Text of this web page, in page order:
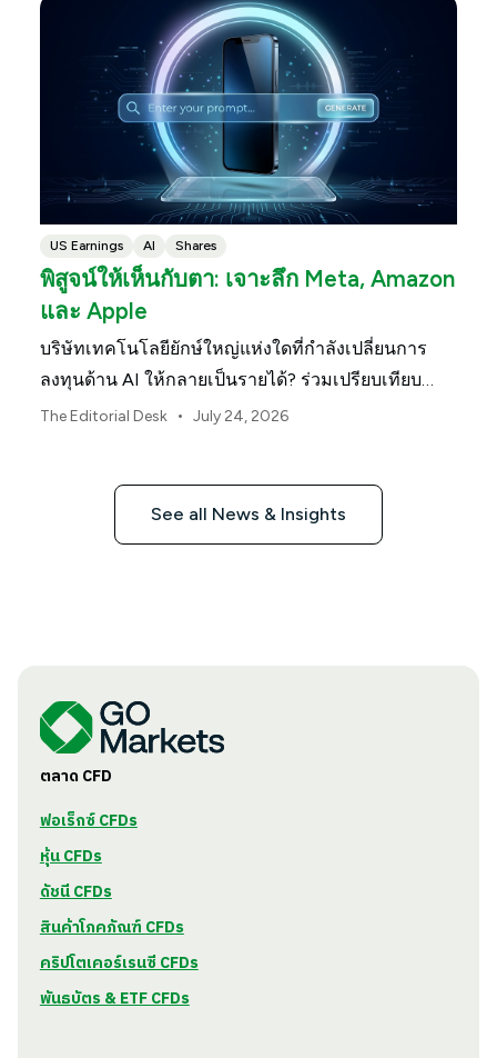
US Earnings AI Shares
พิสูจน์ให้เห็นกับตา: เจาะลึก Meta, Amazon
และ Apple
บริษัทเทคโนโลยียักษ์ใหญ่แห่งใดที่กำลังเปลี่ยนการ
ลงทุนด้าน AI ให้กลายเป็นรายได้? ร่วมเปรียบเทียบ
Meta, Amazon และ Apple ในช่วงประกาศผลประกอบ
The Editorial Desk • July 24, 2026
See all News & Insights
ตลาด CFD
ฟอเร็กซ์ CFDs
หุ้น CFDs
ดัชนี CFDs
สินค้าโภคภัณฑ์ CFDs
คริปโตเคอร์เรนซี CFDs
พันธบัตร & ETF CFDs